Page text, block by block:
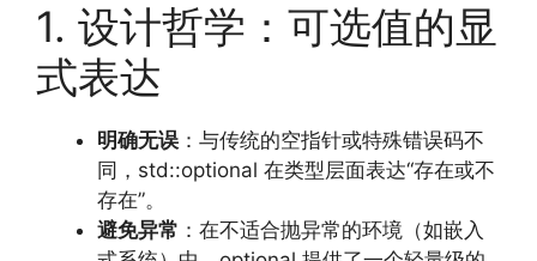
1. 设计哲学：可选值的显
式表达
明确无误 ：与传统的空指针或特殊错误码不
同，std::optional 在类型层面表达“存在或不
存在”。
避免异常 ：在不适合抛异常的环境（如嵌入